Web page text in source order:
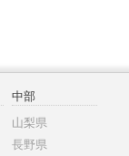
中部
山梨県
長野県